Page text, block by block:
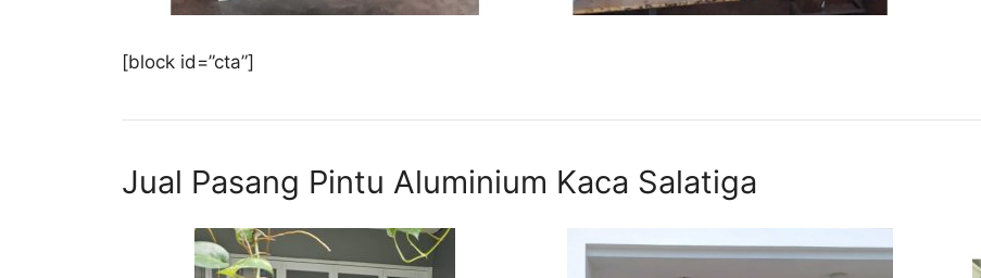
[block id=”cta”]
Jual Pasang Pintu Aluminium Kaca Salatiga